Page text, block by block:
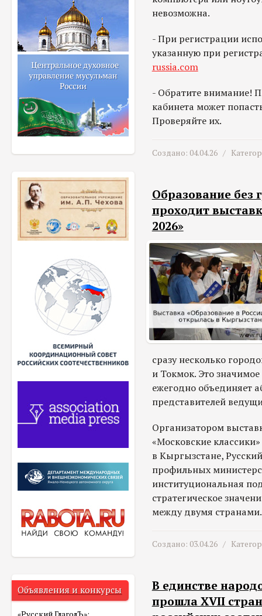
Объявления и конкурсы
невозможна.
- При регистрации
указанную при
russia.com
- Обратите внимание!
кабинета может
Проверяйте их.
Создано: 04.04.26 /
Образование без
проходит
2026»
сразу несколько
и Токмок. Это
ежегодно объединяет
представителей
Организатором
«Московские
в Кыргызстане,
профильных
институциональная
стратегическое
между двумя странами.
Создано: 03.04.26 /
В единстве
прошла XVII